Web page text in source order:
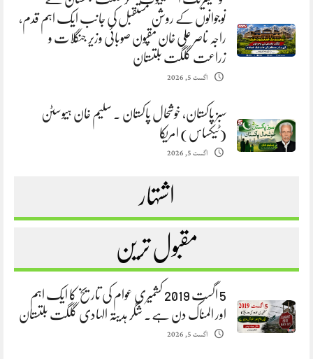
نوجوانوں کے روشن مستقبل کی جانب ایک اہم قدم،
راجہ ناصر علی خان مقپون صوبائی وزیر جنگلات و
زراعت گلگت بلتستان
اگست 5, 2026
سبز پاکستان، خوشحال پاکستان . سلیم خان ہیوسٹن
(ٹیکساس) امریکا
اگست 5, 2026
اشتہار
مقبول ترین
5 اگست 2019 کشمیری عوام کی تاریخ کا ایک اہم
اور المناک دن ہے. شگر ہدیتہ الہادی گلگت بلتستان
اگست 5, 2026